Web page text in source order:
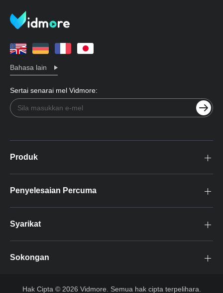
Bahasa lain
Sertai senarai mel Vidmore:
Produk
Penyelesaian Percuma
Syarikat
Sokongan
Hak Cipta © 2026 Vidmore. Semua hak cipta terpelihara.